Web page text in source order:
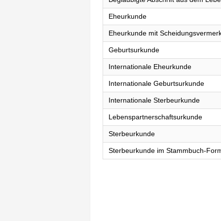
Eheurkunde
Eheurkunde mit
Geburtsurkunde
Internationale Eheurkunde
Internationale Geburtsurkunde
Internationale Sterbeurkunde
Lebenspartnerschaftsurkunde
Sterbeurkunde
Sterbeurkunde im Stammbuch-